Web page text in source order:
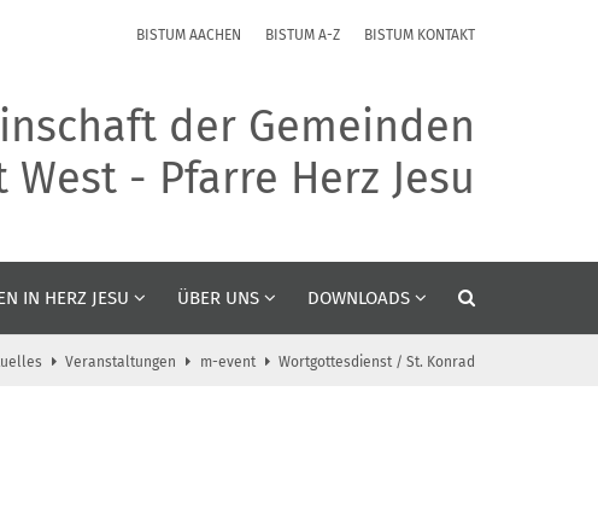
BISTUM AACHEN BISTUM A-Z BISTUM KONTAKT
der Gemeinden
West - Pfarre Herz Jesu
IN HERZ JESU ÜBER UNS DOWNLOADS
Veranstaltungen m-event Wortgottesdienst / St. Konrad